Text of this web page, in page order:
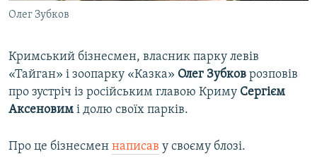
ІНФОГРАФІКА
ДОЛУЧАЙСЯ!
Усі сайти RFE/RL
Олег Зубков
Кримський бізнесмен, власник парку левів
«Тайган» і зоопарку «Казка» Олег Зубков розповів
про зустріч із російським главою Криму Сергієм
Аксеновим і долю своїх парків.
Про це бізнесмен написав у своєму блозі.